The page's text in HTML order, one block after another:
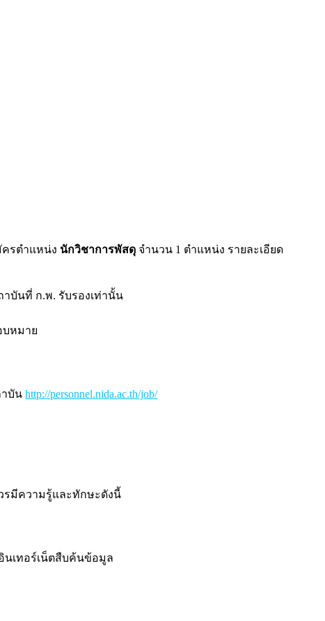
ครตำแหน่ง นักวิชาการพัสดุ จำนวน 1 ตำแหน่ง รายละเอียด
บันที่ ก.พ. รับรองเท่านั้น
บหมาย
าบัน http://personnel.nida.ac.th/job/
มีความรู้และทักษะดังนี้
อินเทอร์เน็ตสืบค้นข้อมูล